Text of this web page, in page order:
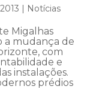
| Notícias
Migalhas
a mudança de
com
e
instalações.
prédios